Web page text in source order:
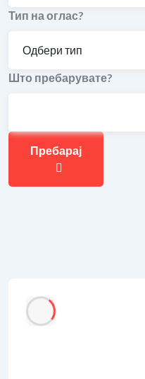
Тип на оглас?
Што пребарувате?
Пребарај